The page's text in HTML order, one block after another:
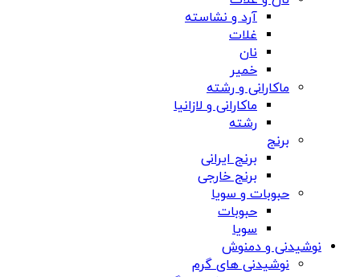
آرد و نشاسته
غلات
نان
خمیر
ماکارانی و رشته
ماکارانی و لازانیا
رشته
برنج
برنج ایرانی
برنج خارجی
حبوبات و سویا
حبوبات
سویا
نوشیدنی و دمنوش
نوشیدنی های گرم